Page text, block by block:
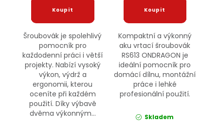
Šroubovák je spolehlivý
pomocník pro
každodenní práci i větší
projekty. Nabízí vysoký
výkon, výdrž a
ergonomii, kterou
oceníte při každém
použití. Díky výbavě
dvěma výkonným...
Kompaktní a výkonný
aku vrtací šroubovák
RS613 ONDRAGON je
ideální pomocník pro
domácí dílnu, montážní
práce i lehké
profesionální použití.
Skladem